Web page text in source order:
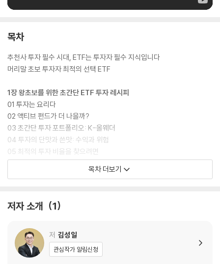
목차
추천사 투자 필수 시대, ETF는 투자자 필수 지식입니다
머리말 초보 투자자 최적의 선택 ETF
1장 왕초보를 위한 초간단 ETF 투자 레시피
01 투자는 요리다
02 액티브 펀드가 더 나을까?
03 초간단 투자 포트폴리오: K-올웨더
04 투자의 단맛과 쓴맛: 수익과 위험
05 최적의 투자 비율을 찾으려면
01 ETF 초간단 이해하기
03 ETF의 장점
4장 ETF 심화 학습
목차 더보기
저자 소개 1
저 김성일
관심작가 알림신청